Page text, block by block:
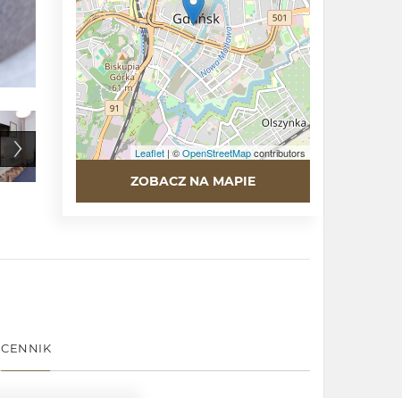
Leaflet | ©OpenStreetMapcontributors
ZOBACZ NA MAPIE
CENNIK